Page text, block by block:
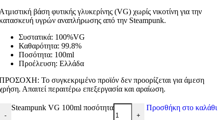
βάση φυτικής γλυκερίνης (VG) χωρίς νικοτίνη για την
υγρών αναπλήρωσης από την Steampunk.
Συστατικά: 100%VG
Καθαρότητα: 99.8%
Ποσότητα: 100ml
Προέλευση: Ελλάδα
Το συγκεκριμένο προϊόν δεν προορίζεται για άμεση
Απαιτεί περαιτέρω επεξεργασία και αραίωση.
-
Steampunk VG 100ml ποσότητα
+
Προσθήκη στο καλάθι